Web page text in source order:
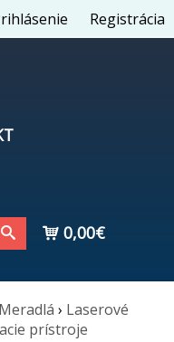
Registrácia
0,00€
Meradlá › Laserové
prístroje